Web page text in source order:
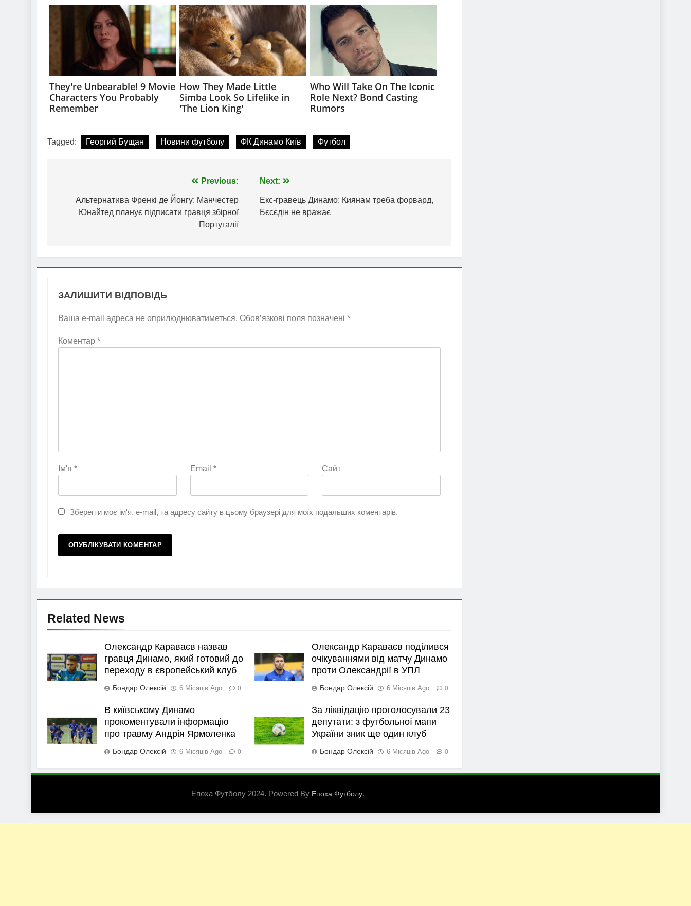
Tagged: Георгий Бущан Новини футболу ФК Динамо Київ Футбол
записів
Previous:
Альтернатива Френкі де Йонгу: Манчестер
Юнайтед планує підписати гравця збірної
Португалії
Next:
Екс-гравець Динамо: Киянам треба форвард,
Бєсєдін не вражає
ЗАЛИШИТИ ВІДПОВІДЬ
Ваша e-mail адреса не оприлюднюватиметься. Обов’язкові поля позначені *
Коментар *
Ім'я * Email * Сайт
Зберегти моє ім'я, e-mail, та адресу сайту в цьому браузері для моїх подальших коментарів.
Related News
Олександр Караваєв назвав
гравця Динамо, який готовий до
переходу в європейський клуб
Бондар Олексій 6 Місяців Ago 0
Олександр Караваєв поділився
очікуваннями від матчу Динамо
проти Олександрії в УПЛ
Бондар Олексій 6 Місяців Ago 0
В київському Динамо
прокоментували інформацію
про травму Андрія Ярмоленка
Бондар Олексій 6 Місяців Ago 0
За ліквідацію проголосували 23
депутати: з футбольної мапи
України зник ще один клуб
Бондар Олексій 6 Місяців Ago 0
Епоха Футболу 2024. Powered By Епоха Футболу.